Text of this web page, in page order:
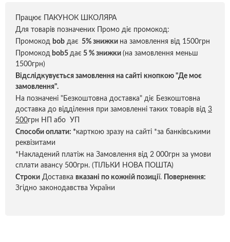
Працює ПАКУНОК ШКОЛЯРА
Для товарів позначених Промо діє промокод:
Промокод bob дає 5% знижки на замовлення від 1500грн
Промокод bob5 дає 5 % знижки (на замовлення меньш
1500грн)
Відслідкувується замовлення на сайті кнопкою "Де моє
замовлення".
На позначені "Безкоштовна доставка" діє Безкоштовна
доставка до відділення при замовленні таких товарів від 3
500грн НП або УП
Способи оплати: *карткою зразу на сайті *за банківськими
реквізитами
*Накладений платіж на Замовлення від 2 000грн за умови
сплати авансу 500грн. (ТІЛЬКИ НОВА ПОШТА)
Строки Доставка вказані по кожній позиції.
Повернення:
Згідно законодавства України